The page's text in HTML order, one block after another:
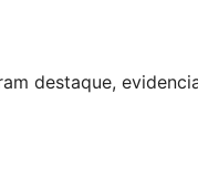
destaque,